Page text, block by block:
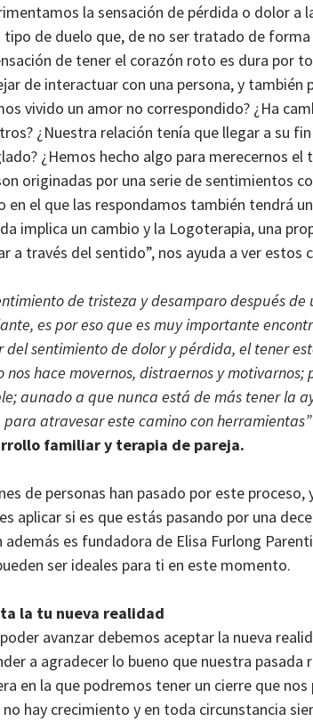
la sensación de pérdida o dolor a
tipo de duelo que, de no ser tratado de
de tener el corazón roto es dura por
de interactuar con una persona, y también
vivido un amor no correspondido? ¿Ha
¿Nuestra relación tenía que llegar a su
¿Hemos hecho algo para merecernos
originadas por una serie de sentimientos
en el que las respondamos también tendrá
implica un cambio y la Logoterapia, una
a través del sentido”, nos ayuda a ver estos
de tristeza y desamparo después
es por eso que es muy importante
del sentimiento de dolor y pérdida, el tener
nos hace movernos, distraernos y
aunado a que nunca está de más tener la
para atravesar este camino con herramientas”
familiar y terapia de pareja.
de personas han pasado por este
aplicar si es que estás pasando por una
además es fundadora de Elisa Furlong
ser ideales para ti en este momento.
la tu nueva realidad
avanzar debemos aceptar la nueva
a agradecer lo bueno que nuestra
en la que podremos tener un cierre que
no hay crecimiento y en toda circunstancia